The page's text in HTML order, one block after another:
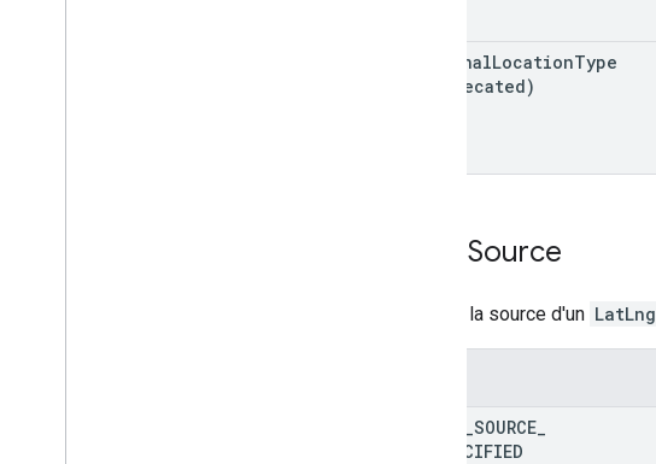
terminalLocationType
(deprecated)
Source
Indique la source d'un LatLng
SOURCE
UNSPECIFIED